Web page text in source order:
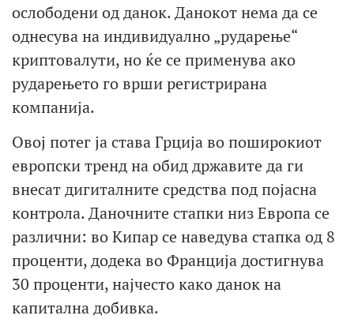
ослободени од данок. Данокот нема да се
однесува на индивидуално „рударење“
криптовалути, но ќе се применува ако
рударењето го врши регистрирана
компанија.
Овој потег ја става Грција во поширокиот
европски тренд на обид државите да ги
внесат дигиталните средства под појасна
контрола. Даночните стапки низ Европа се
различни: во Кипар се наведува стапка од 8
проценти, додека во Франција достигнува
30 проценти, најчесто како данок на
капитална добивка.